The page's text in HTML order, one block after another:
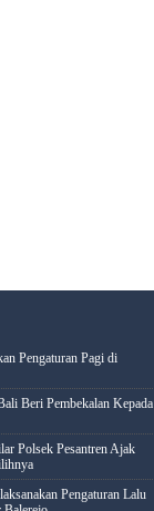
Pengaturan Pagi di
Beri Pembekalan Kepada
Polsek Pesantren Ajak
Pengaturan Lalu